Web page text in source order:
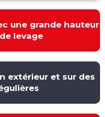
une grande hauteur
levage
extérieur et sur des